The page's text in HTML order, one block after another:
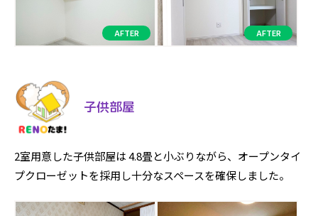
子供部屋
2室用意した子供部屋は 4.8畳と小ぶりながら、オープンタイ
プクローゼットを採用し十分なスペースを確保しました。